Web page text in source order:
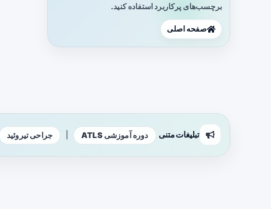
برچسب‌های پرکاربرد استفاده کنید.
صفحه اصلی
تبلیغات متنی دوره آموزشی ATLS جراحی تیروئید